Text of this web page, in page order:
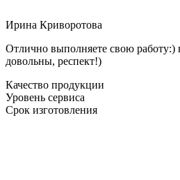
Ирина Криворотова
Отлично выполняете свою работу:)
довольны, респект!)
Качество продукции
Уровень сервиса
Срок изготовления